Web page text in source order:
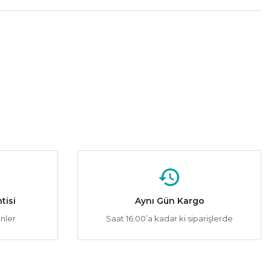
Aynı Gün Kargo
Saat 16:00’a kadar ki siparişlerde